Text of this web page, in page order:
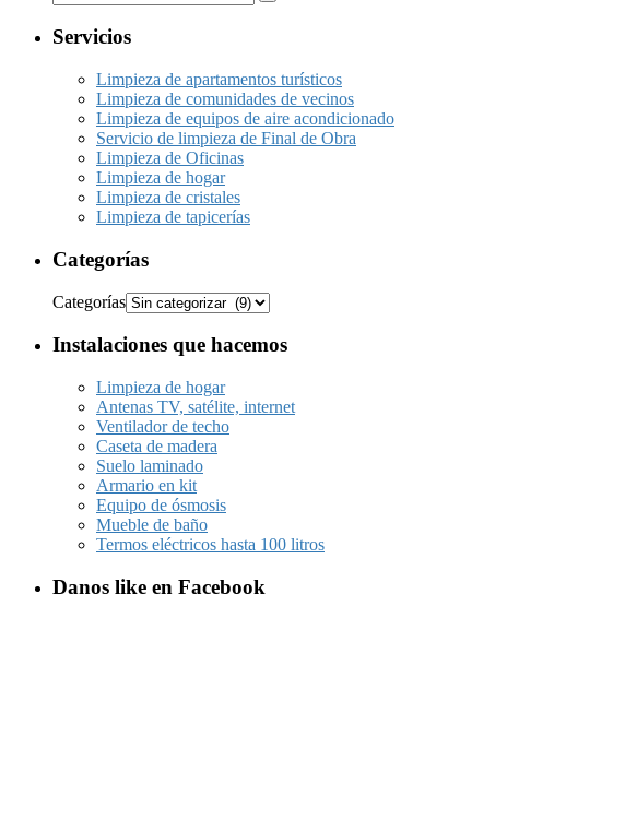
Servicios
Limpieza de apartamentos turísticos
Limpieza de comunidades de vecinos
Limpieza de equipos de aire acondicionado
Servicio de limpieza de Final de Obra
Limpieza de Oficinas
Limpieza de hogar
Limpieza de cristales
Limpieza de tapicerías
Categorías
Categorías
Instalaciones que hacemos
Limpieza de hogar
Antenas TV, satélite, internet
Ventilador de techo
Caseta de madera
Suelo laminado
Armario en kit
Equipo de ósmosis
Mueble de baño
Termos eléctricos hasta 100 litros
Danos like en Facebook